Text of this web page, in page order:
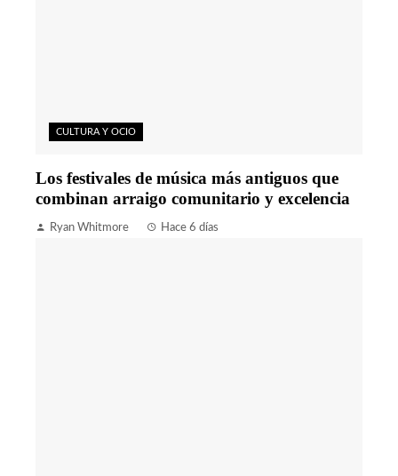
CULTURA Y OCIO
Los festivales de música más antiguos que
combinan arraigo comunitario y excelencia
Ryan Whitmore Hace 6 días